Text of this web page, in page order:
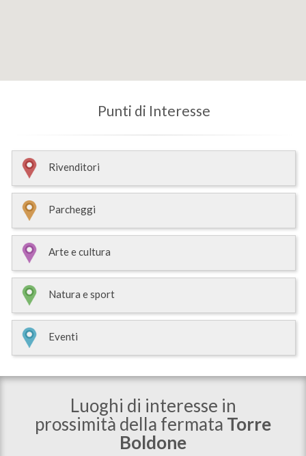
Punti di Interesse
Rivenditori
Parcheggi
Arte e cultura
Natura e sport
Eventi
Luoghi di interesse in
prossimità della fermata Torre
Boldone